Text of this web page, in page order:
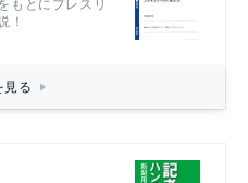
もとにプレスリ
！
見る